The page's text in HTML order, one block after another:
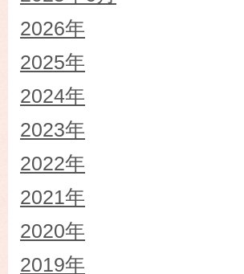
2026年
2025年
2024年
2023年
2022年
2021年
2020年
2019年